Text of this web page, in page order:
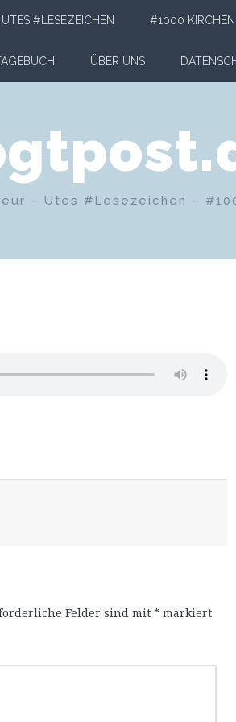
UTES #LESEZEICHEN #1000 KIRCHEN
ÜBER UNS
– Utes #Lesezeichen –
Felder sind mit * markiert